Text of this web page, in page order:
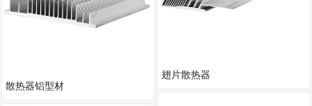
散热器铝型材
翅片散热器